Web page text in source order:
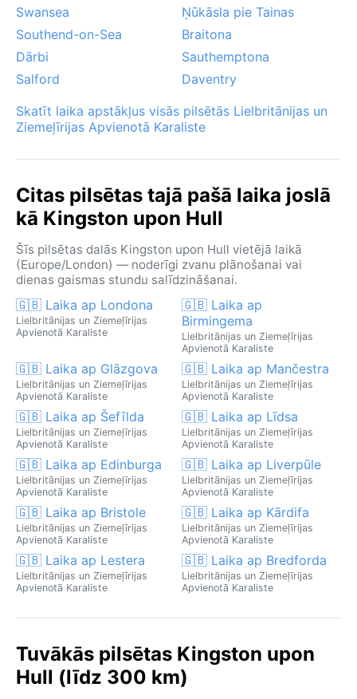
Swansea
Ņūkāsla pie Tainas
Southend-on-Sea
Braitona
Dārbi
Sauthemptona
Salford
Daventry
Skatīt laika apstākļus visās pilsētās Lielbritānijas un
Ziemeļīrijas Apvienotā Karaliste
Citas pilsētas tajā pašā laika joslā
kā Kingston upon Hull
Šīs pilsētas dalās Kingston upon Hull vietējā laikā
(Europe/London) — noderīgi zvanu plānošanai vai
dienas gaismas stundu salīdzināšanai.
🇬🇧 Laika ap Londona
Lielbritānijas un Ziemeļīrijas
Apvienotā Karaliste
🇬🇧 Laika ap
Birmingema
Lielbritānijas un Ziemeļīrijas
Apvienotā Karaliste
🇬🇧 Laika ap Glāzgova
Lielbritānijas un Ziemeļīrijas
Apvienotā Karaliste
🇬🇧 Laika ap Mančestra
Lielbritānijas un Ziemeļīrijas
Apvienotā Karaliste
🇬🇧 Laika ap Šefīlda
Lielbritānijas un Ziemeļīrijas
Apvienotā Karaliste
🇬🇧 Laika ap Līdsa
Lielbritānijas un Ziemeļīrijas
Apvienotā Karaliste
🇬🇧 Laika ap Edinburga
Lielbritānijas un Ziemeļīrijas
Apvienotā Karaliste
🇬🇧 Laika ap Liverpūle
Lielbritānijas un Ziemeļīrijas
Apvienotā Karaliste
🇬🇧 Laika ap Bristole
Lielbritānijas un Ziemeļīrijas
Apvienotā Karaliste
🇬🇧 Laika ap Kārdifa
Lielbritānijas un Ziemeļīrijas
Apvienotā Karaliste
🇬🇧 Laika ap Lestera
Lielbritānijas un Ziemeļīrijas
Apvienotā Karaliste
🇬🇧 Laika ap Bredforda
Lielbritānijas un Ziemeļīrijas
Apvienotā Karaliste
Tuvākās pilsētas Kingston upon
Hull (līdz 300 km)